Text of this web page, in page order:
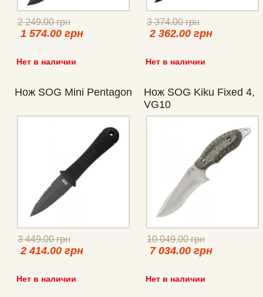
2 249.00 грн
1 574.00 грн
Нет в наличии
3 374.00 грн
2 362.00 грн
Нет в наличии
Нож SOG Mini Pentagon
3 449.00 грн
2 414.00 грн
Нет в наличии
Нож SOG Kiku Fixed 4,
VG10
10 049.00 грн
7 034.00 грн
Нет в наличии